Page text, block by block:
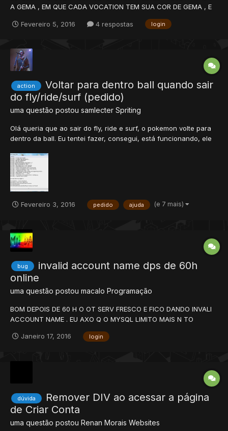
A GEMA , EM QUE CADA VOCATION TEM SUA COR DE GEMA , E
TIPO ELE LOGA A GEMA JA TA LIGADA SO ISSO MSM VLW
By MaXwEllDeN...
Fevereiro 5, 2016 4 respostas login
action
Voltar para dentro ball quando sair
do fly/ride/surf (pedido)
uma questão postou samlecter Spriting
Olá queria que ao sair do fly, ride e surf, o pokemon volte para
dentro da ball. Eu tentei fazer, consegui, está funcionando, ele
atualiza a cd bar, o único problema é que está dando um erro
na distro quando saio do fly,ride ou surf...
Fevereiro 3, 2016 pedido ajuda (e 7 mais)
bug
invalid account name dps de 60h
online
uma questão postou macalo Programação
BOM DEPOIS DE 60 H O OT SERV FRESCO E FICO DANDO INVALI
ACCOUNT NAME . EU AXO Q O MYSQL LIMITO MAIS N TO
ALGUEM PODERIA AJUDA ?
Janeiro 17, 2016 login
dúvida
Remover DIV ao acessar a página
de Criar Conta
uma questão postou Renan Morais Websites